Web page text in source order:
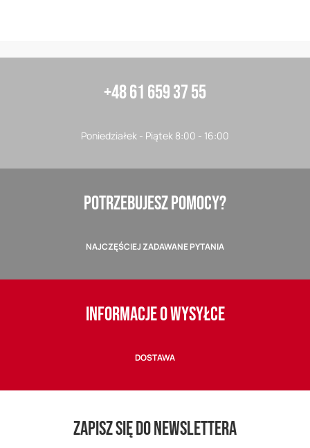
+48 61 659 37 55
Poniedziałek - Piątek 8:00 - 16:00
POTRZEBUJESZ POMOCY?
NAJCZĘŚCIEJ ZADAWANE PYTANIA
INFORMACJE O WYSYŁCE
DOSTAWA
ZAPISZ SIĘ DO NEWSLETTERA